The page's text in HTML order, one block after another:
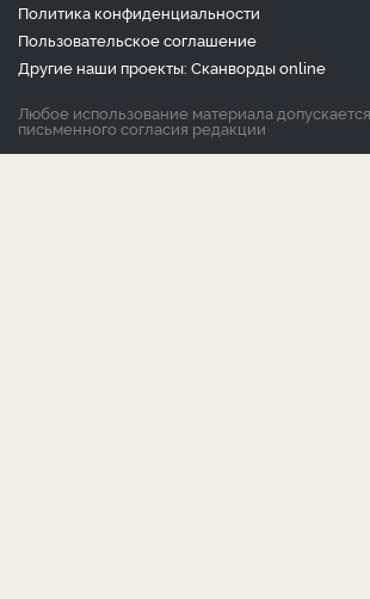
Политика конфиденциальности
Пользовательское соглашение
Другие наши проекты: Сканвордыonline
Любое использование материала
письменного согласия редакции